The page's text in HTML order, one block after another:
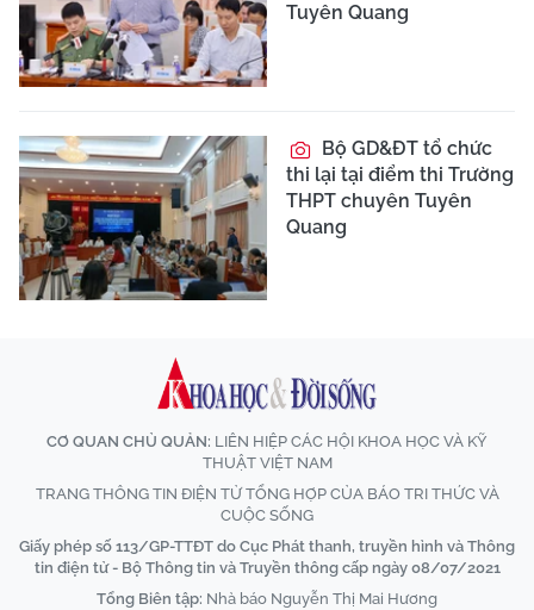
Tuyên Quang
Bộ GD&ĐT tổ chức
thi lại tại điểm thi Trường
THPT chuyên Tuyên
Quang
CƠ QUAN CHỦ QUẢN: LIÊN HIỆP CÁC HỘI KHOA HỌC VÀ KỸ
THUẬT VIỆT NAM
TRANG THÔNG TIN ĐIỆN TỬ TỔNG HỢP CỦA BÁO TRI THỨC VÀ
CUỘC SỐNG
Giấy phép số 113/GP-TTĐT do Cục Phát thanh, truyền hình và Thông
tin điện tử - Bộ Thông tin và Truyền thông cấp ngày 08/07/2021
Tổng Biên tập: Nhà báo Nguyễn Thị Mai Hương